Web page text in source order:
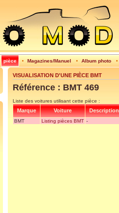
pièce • Magazines/Manuel • Album photo •
VISUALISATION D'UNE PIÈCE BMT
Référence : BMT 469
Liste des voitures utilisant cette pièce :
Marque Voiture
BMT Listing pièces BMT -